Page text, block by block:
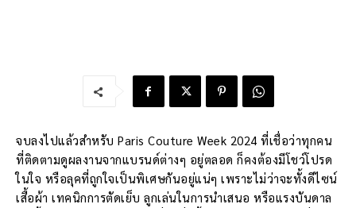
จบลงไปแล้วสำหรับ Paris Couture Week 2024 ที่เชื่อว่าทุกคน
ที่ติดตามดูผลงานจากแบรนด์ต่างๆ อยู่ตลอด ก็คงต้องมีโชว์โปรด
ในใจ หรือลุคที่ถูกใจเป็นพิเศษกันอยู่แน่ๆ เพราะไม่ว่าจะทั้งดีไซน์
เสื้อผ้า เทคนิกการตัดเย็บ ลูกเล่นในการนำเสนอ หรือแรงบันดาล